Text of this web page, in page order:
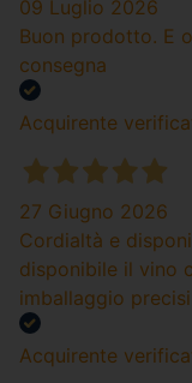
09 Luglio 2026
Buon prodotto. E
consegna
Acquirente
27 Giugno 2026
Cordialtà e
disponibile il vino
imballaggio
Acquirente